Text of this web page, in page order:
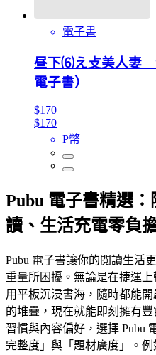
電子書
昼下⑹え攴美人妻
電子書）
$170
$170
P幣
Pubu 電子書精選
讀、生活充電零負
Pubu 電子書讓你的閱讀生活
重量所困擾。無論是在捷運
用平板沉浸書海，隨時都能
的堆疊，現在就能即刻擁有
習慣與內容偏好，選擇 Pubu
完整度」與「題材廣度」。